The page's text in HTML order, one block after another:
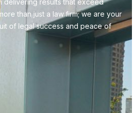
than just a law firm; we are your
of legal success and peace of